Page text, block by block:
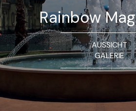
Rainbow
AUSSICHT
GALERIE